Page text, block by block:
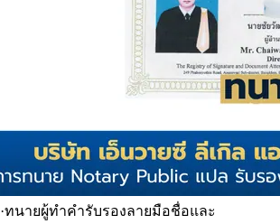
·ทนายผู้ทำคำรับรองลายมือชื่อและ